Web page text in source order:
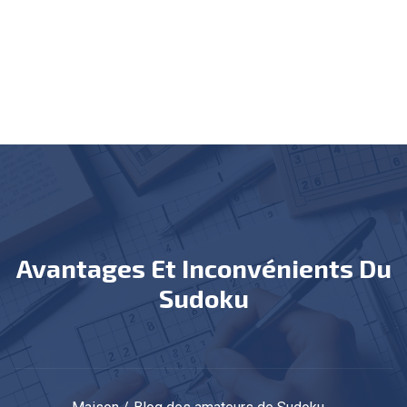
Avantages Et Inconvénients Du
Sudoku